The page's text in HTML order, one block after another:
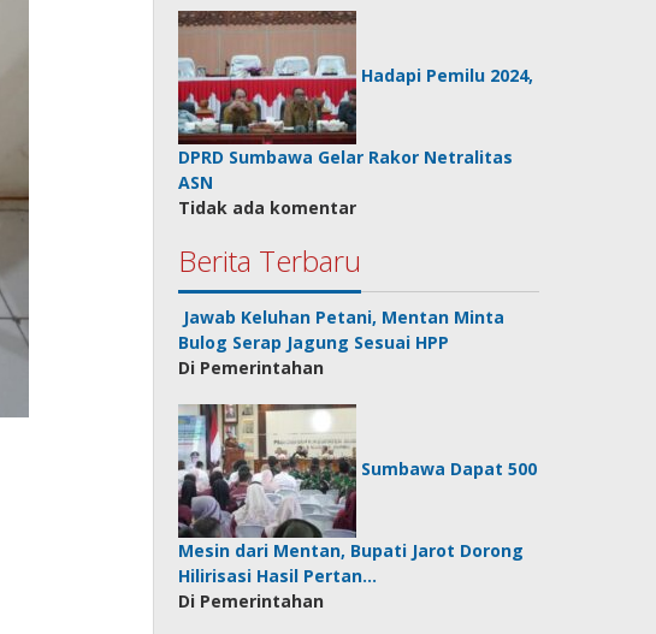
Hadapi Pemilu 2024,
DPRD Sumbawa Gelar Rakor Netralitas
ASN
Tidak ada komentar
Berita Terbaru
Jawab Keluhan Petani, Mentan Minta
Bulog Serap Jagung Sesuai HPP
Di Pemerintahan
Sumbawa Dapat 500
Mesin dari Mentan, Bupati Jarot Dorong
Hilirisasi Hasil Pertan…
Di Pemerintahan